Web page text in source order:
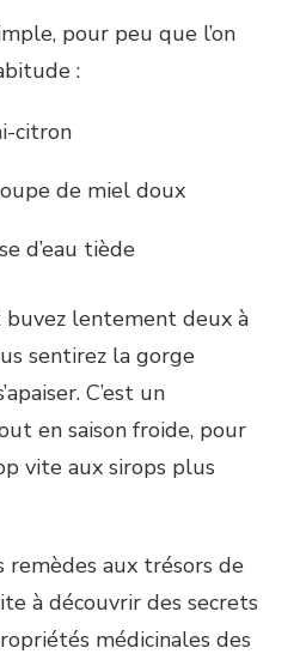
pour peu que l’on
:
citron
de miel doux
d’eau tiède
lentement deux à
sentirez la gorge
C’est un
en saison froide, pour
vite aux sirops plus
remèdes aux trésors de
à découvrir des secrets
médicinales des